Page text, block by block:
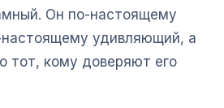
Он по-настоящему
настоящему удивляющий, а
тот, кому доверяют его